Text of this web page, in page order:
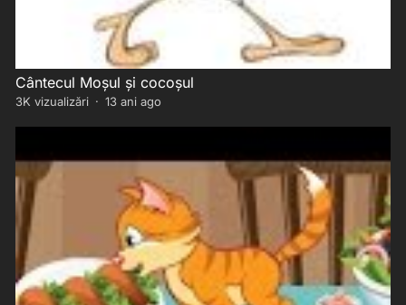
Cântecul Moșul și cocoșul
3K vizualizări · 13 ani ago